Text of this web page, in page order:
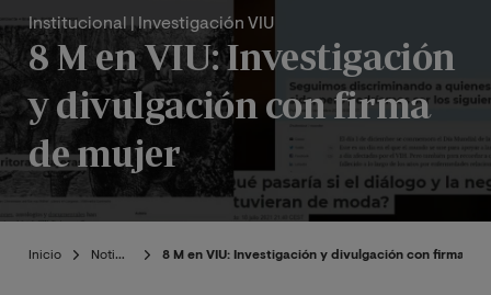
Institucional | Investigación VIU
8 M en VIU: Investigación
y divulgación con firma
de mujer
Inicio Noticias 8 M en VIU: Investigación y divulgación con firma de